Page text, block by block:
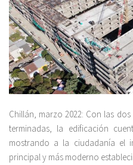
Chillán, marzo 2022: Con las
terminadas, la edificación
mostrando a la ciudadanía el
principal y más moderno